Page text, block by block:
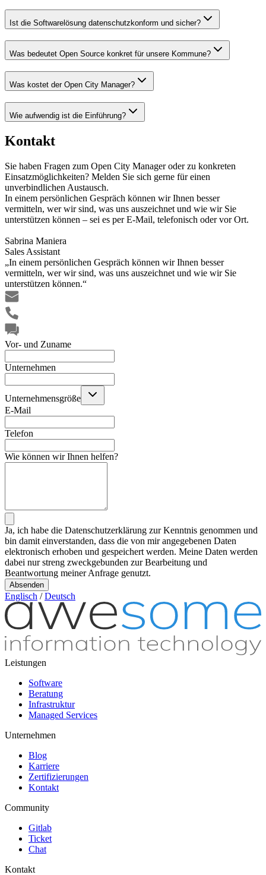
Ist die Softwarelösung datenschutzkonform und sicher?
Was bedeutet Open Source konkret für unsere Kommune?
Was kostet der Open City Manager?
Wie aufwendig ist die Einführung?
Kontakt
Sie haben Fragen zum Open City Manager oder zu konkreten
Einsatzmöglichkeiten? Melden Sie sich gerne für einen
unverbindlichen Austausch.
In einem persönlichen Gespräch können wir Ihnen besser
vermitteln, wer wir sind, was uns auszeichnet und wie wir Sie
unterstützen können – sei es per E-Mail, telefonisch oder vor Ort.
Sabrina Maniera
Sales Assistant
In einem persönlichen Gespräch können wir Ihnen besser
vermitteln, wer wir sind, was uns auszeichnet und wie wir Sie
unterstützen können.
Vor- und Zuname
Unternehmen
Unternehmensgröße
E-Mail
Telefon
Wie können wir Ihnen helfen?
Ja, ich habe die Datenschutzerklärung zur Kenntnis genommen und
bin damit einverstanden, dass die von mir angegebenen Daten
elektronisch erhoben und gespeichert werden. Meine Daten werden
dabei nur streng zweckgebunden zur Bearbeitung und
Beantwortung meiner Anfrage genutzt.
Absenden
Englisch /Deutsch
Leistungen
Software
Beratung
Infrastruktur
Managed Services
Unternehmen
Blog
Karriere
Zertifizierungen
Kontakt
Community
Gitlab
Ticket
Chat
Kontakt